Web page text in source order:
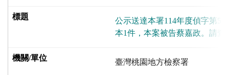
公示送達本署114年度偵字第
本1件，本案被告蔡嘉政。請查
臺灣桃園地方檢察署